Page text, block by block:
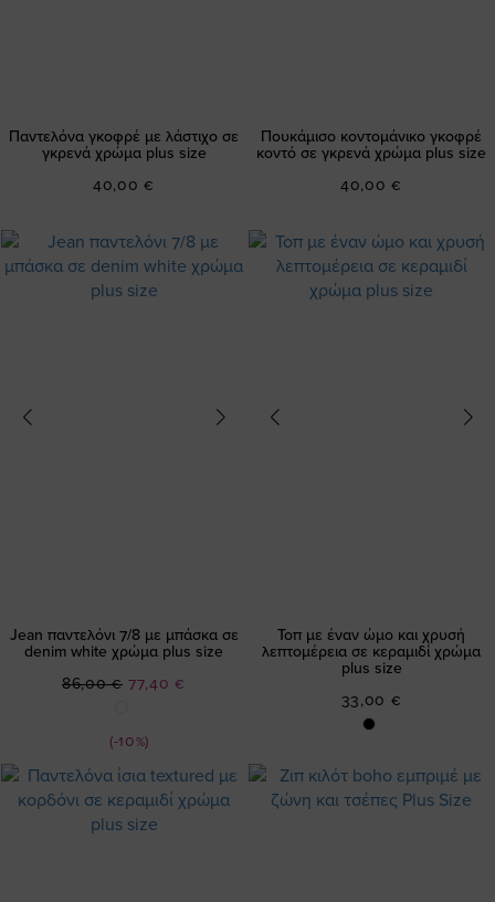
Παντελόνα γκοφρέ με λάστιχο σε
γκρενά χρώμα plus size
40,00 €
Πουκάμισο κοντομάνικο γκοφρέ
κοντό σε γκρενά χρώμα plus size
40,00 €
Jean παντελόνι 7/8 με μπάσκα σε
denim white χρώμα plus size
(-10%)
Ειδική
77,40 €
86,00 €
Τοπ με έναν ώμο και χρυσή
λεπτομέρεια σε κεραμιδί χρώμα
plus size
33,00 €